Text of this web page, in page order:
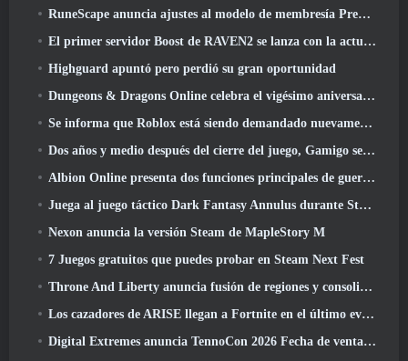
RuneScape anuncia ajustes al modelo de membresía Premier para tener en cuenta los cambios recientes en el MMORPG
El primer servidor Boost de RAVEN2 se lanza con la actualización de hoy
Highguard apuntó pero perdió su gran oportunidad
Dungeons & Dragons Online celebra el vigésimo aniversario de Natural con misiones y recompensas especiales
Se informa que Roblox está siendo demandado nuevamente por “prácticas que ponen en peligro y explotan a los niños”
Dos años y medio después del cierre del juego, Gamigo se burla del regreso del MMO medieval Glory Victis
Albion Online presenta dos funciones principales de guerra de facciones en la actualización Realm Divided Part II
Juega al juego táctico Dark Fantasy Annulus durante Steam Next Fest
Nexon anuncia la versión Steam de MapleStory M
7 Juegos gratuitos que puedes probar en Steam Next Fest
Throne And Liberty anuncia fusión de regiones y consolidación de servidores
Los cazadores de ARISE llegan a Fortnite en el último evento de colaboración
Digital Extremes anuncia TennoCon 2026 Fecha de venta de entradas